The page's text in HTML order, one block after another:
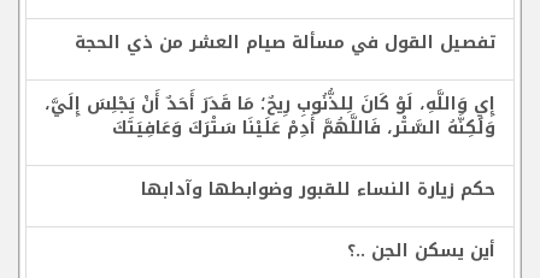
تفصيل القول في مسألة صيام العشر من ذي الحجة
إِيِ وَاللَّهِ، لَوْ كَانَ لِلذُّنُوبِ رِيحٌ؛ مَا قَدَرَ أَحَدٌ أَنْ يَجْلِسَ إِلَيَّ،
وَلَكِنَّهُ السَّتْر، فَاللَّهُمَّ أَدِمْ عَلَيْنَا سَتْرَكَ وَعَافِيَتَكَ
حكم زيارة النساء للقبور وضوابطها وآدابها
أين يسكن الجن ..؟